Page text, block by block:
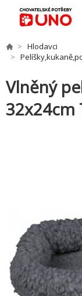
Hlodavci
Vlněný
32x24cm